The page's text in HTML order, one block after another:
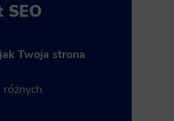
SEO
Twoja strona